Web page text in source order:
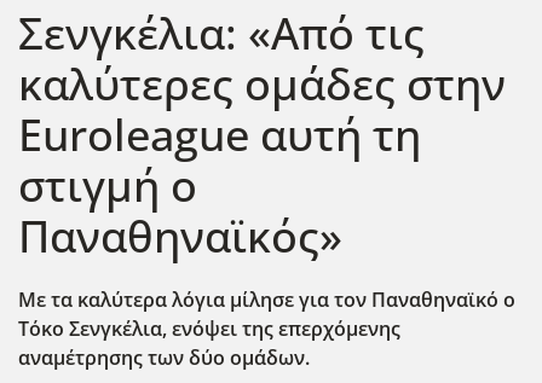
Σενγκέλια: «Από τις
καλύτερες ομάδες στην
Euroleague αυτή τη
στιγμή ο
Παναθηναϊκός»
Με τα καλύτερα λόγια μίλησε για τον Παναθηναϊκό ο
Τόκο Σενγκέλια, ενόψει της επερχόμενης
αναμέτρησης των δύο ομάδων.